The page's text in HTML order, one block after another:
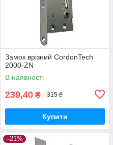
Замок врізний CordonTech
2000-ZN
В наявності
239,40 ₴ 315 ₴
Купити
–21%